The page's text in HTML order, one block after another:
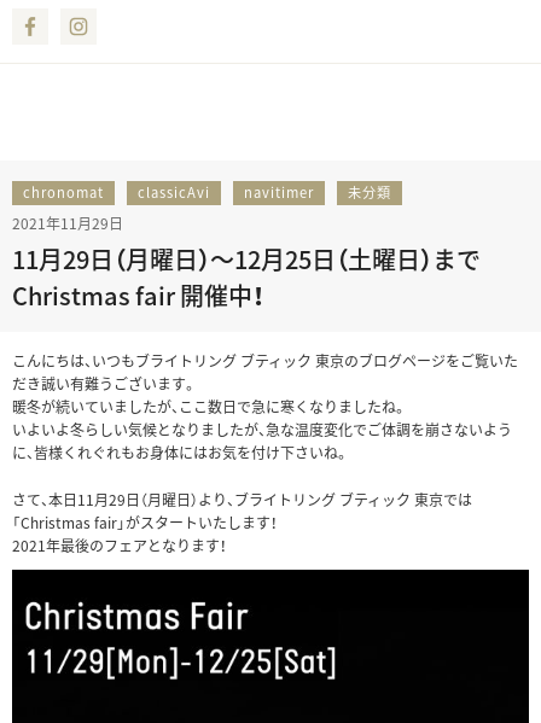
Facebook
chronomat classicAvi navitimer 未分類
2021年11月29日
11月29日（月曜日）～12月25日（土曜日）まで
Christmas fair 開催中！
こんにちは、いつもブライトリング ブティック 東京のブログページをご覧いた
だき誠い有難うございます。
暖冬が続いていましたが、ここ数日で急に寒くなりましたね。
いよいよ冬らしい気候となりましたが、急な温度変化でご体調を崩さないよう
に、皆様くれぐれもお身体にはお気を付け下さいね。
さて、本日11月29日（月曜日）より、ブライトリング ブティック 東京では
「Christmas fair」がスタートいたします！
2021年最後のフェアとなります！